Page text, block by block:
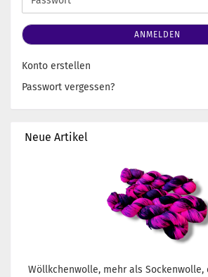
ANMELDEN
Konto erstellen
Passwort vergessen?
Neue Artikel
Wöllkchenwolle, mehr als